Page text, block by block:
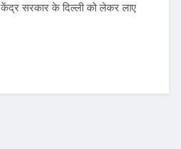
केंद्र सरकार के दिल्ली को लेकर लाए